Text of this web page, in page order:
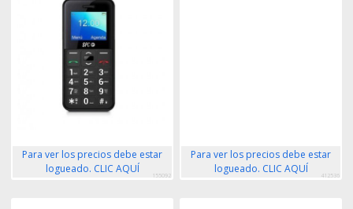
Para ver los precios debe estar
logueado. CLIC AQUÍ
155092
Para ver los precios debe estar
logueado. CLIC AQUÍ
412536